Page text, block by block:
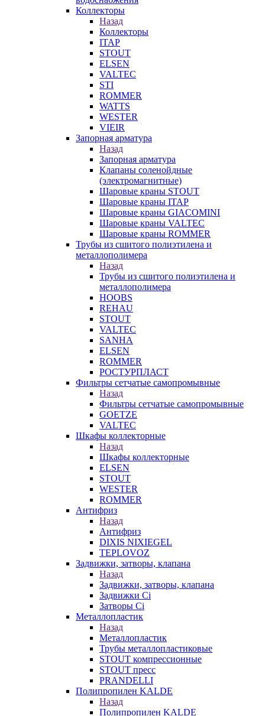
Коллекторы
Назад
Коллекторы
ITAP
STOUT
ELSEN
VALTEC
STI
ROMMER
WATTS
WESTER
VIEIR
Запорная арматура
Назад
Запорная арматура
Клапаны соленойдные
(электромагнитные)
Шаровые краны STOUT
Шаровые краны ITAP
Шаровые краны GIACOMINI
Шаровые краны VALTEC
Шаровые краны ROMMER
Трубы из сшитого полиэтилена и
металлополимера
Назад
Трубы из сшитого полиэтилена и
металлополимера
HOOBS
REHAU
STOUT
VALTEC
SANHA
ELSEN
ROMMER
РОСТУРПЛАСТ
Фильтры сетчатые самопромывные
Назад
Фильтры сетчатые самопромывные
GOETZE
VALTEC
Шкафы коллекторные
Назад
Шкафы коллекторные
ELSEN
STOUT
WESTER
ROMMER
Антифриз
Назад
Антифриз
DIXIS NIXIEGEL
TEPLOVOZ
Задвижки, затворы, клапана
Назад
Задвижки, затворы, клапана
Задвижки Ci
Затворы Ci
Металлопластик
Назад
Металлопластик
Трубы металлопластиковые
STOUT компрессионные
STOUT пресс
PRANDELLI
Полипропилен KALDE
Назад
Полипропилен KALDE